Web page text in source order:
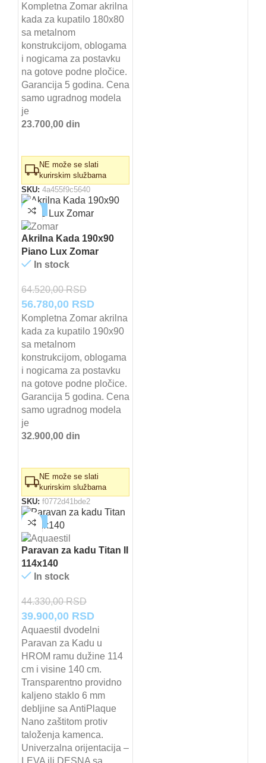
cena
je
bila:
51.940,00 RSD.
cena
je:
Kompletna Zomar akrilna
kada za kupatilo 180x80
sa metalnom
konstrukcijom, oblogama
i nogicama za postavku
na gotove podne pločice.
Garancija 5 godina. Cena
samo ugradnog modela
je
23.700,00 din
NE može se slati
kurirskim službama
SKU: 4a455f9c5640
-12%
Akrilna Kada 190x90
Piano Lux Zomar
In stock
64.520,00RSD
Originalna
cena
je
bila:
64.520,00 RSD.
56.780,00 RSDTrenutna
cena
je:
Kompletna Zomar akrilna
kada za kupatilo 190x90
sa metalnom
konstrukcijom, oblogama
i nogicama za postavku
na gotove podne pločice.
Garancija 5 godina. Cena
samo ugradnog modela
je
32.900,00 din
NE može se slati
kurirskim službama
SKU: f0772d41bde2
-10%
Paravan za kadu Titan II
114x140
In stock
44.330,00RSD
Originalna
cena
je
bila:
44.330,00 RSD.
39.900,00 RSDTrenutna
cena
je:
39.900,00 RSD.
Aquaestil dvodelni
Paravan za Kadu u
HROM ramu dužine 114
cm i visine 140 cm.
Transparentno providno
kaljeno staklo 6 mm
debljine sa AntiPlaque
Nano zaštitom protiv
taloženja kamenca.
Univerzalna orijentacija –
LEVA ili DESNA sa